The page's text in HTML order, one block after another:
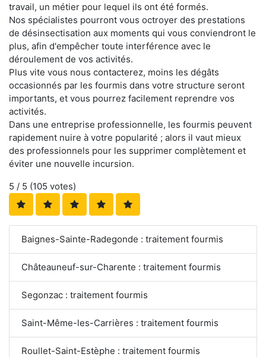
travail, un métier pour lequel ils ont été formés.
Nos spécialistes pourront vous octroyer des prestations
de désinsectisation aux moments qui vous conviendront le
plus, afin d'empêcher toute interférence avec le
déroulement de vos activités.
Plus vite vous nous contacterez, moins les dégâts
occasionnés par les fourmis dans votre structure seront
importants, et vous pourrez facilement reprendre vos
activités.
Dans une entreprise professionnelle, les fourmis peuvent
rapidement nuire à votre popularité ; alors il vaut mieux
des professionnels pour les supprimer complètement et
éviter une nouvelle incursion.
5 / 5 (105 votes)
Baignes-Sainte-Radegonde : traitement fourmis
Châteauneuf-sur-Charente : traitement fourmis
Segonzac : traitement fourmis
Saint-Même-les-Carrières : traitement fourmis
Roullet-Saint-Estèphe : traitement fourmis